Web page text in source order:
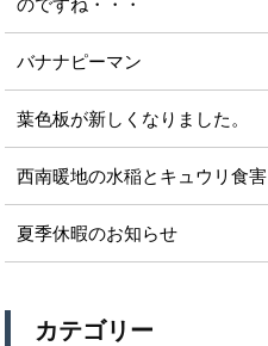
バナナピーマン
葉色板が新しくなりました。
西南暖地の水稲とキュウリ食害
夏季休暇のお知らせ
カテゴリー